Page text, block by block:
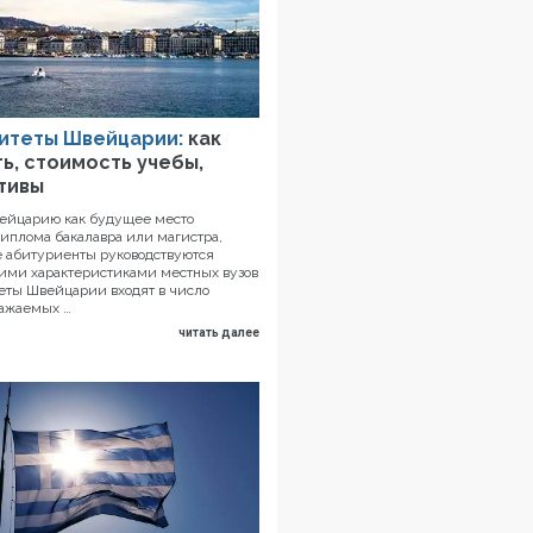
Швейцарии: как
стоимость учебы,
как будущее место
бакалавра или магистра,
руководствуются
характеристиками местных вузов
Швейцарии входят в число
…
читать далее